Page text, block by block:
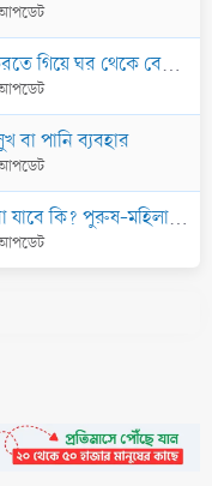
পারবে ? তারা কিভাবে দ্বীন প্রচার করবে ?
বা পানি ব্যবহার
উলঙ্গ গোসলের ক্ষেত্রে ইসলাম কি বলে?